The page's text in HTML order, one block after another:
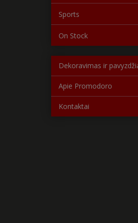
Sports
On Stock
Dekoravimas ir
Apie Promodoro
Kontaktai